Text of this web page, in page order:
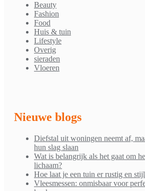
Beauty
Fashion
Food
Huis & tuin
Lifestyle
Overig
sieraden
Vloeren
Nieuwe blogs
Diefstal uit woningen neemt af,
hun slag slaan
Wat is belangrijk als het gaat om
lichaam?
Hoe laat je een tuin er rustig en
Vleesmessen: onmisbaar voor